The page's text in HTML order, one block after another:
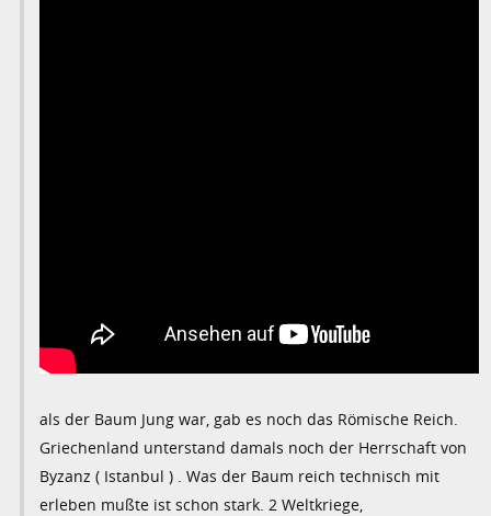
als der Baum Jung war, gab es noch das Römische Reich.
Griechenland unterstand damals noch der Herrschaft von
Byzanz ( Istanbul ) . Was der Baum reich technisch mit
erleben mußte ist schon stark. 2 Weltkriege,